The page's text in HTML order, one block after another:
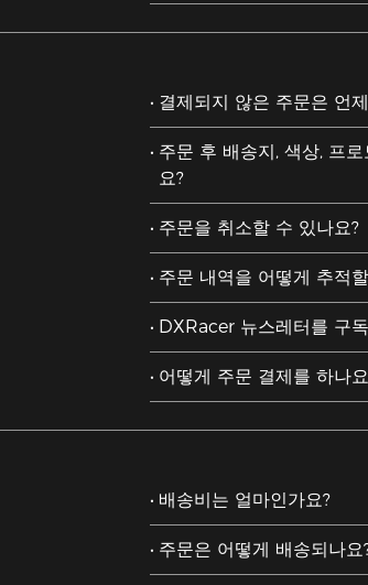
결제되지 않은 주문은 언
주문 후 배송지, 색상, 프
요?
주문을 취소할 수 있나요?
주문 내역을 어떻게 추적
DXRacer 뉴스레터를 구
어떻게 주문 결제를 하나
배송비는 얼마인가요?
주문은 어떻게 배송되나요